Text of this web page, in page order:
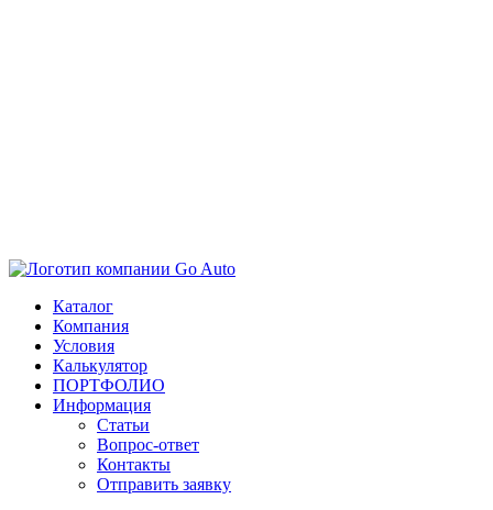
Каталог
Компания
Условия
Калькулятор
ПОРТФОЛИО
Информация
Статьи
Вопрос-ответ
Контакты
Отправить заявку